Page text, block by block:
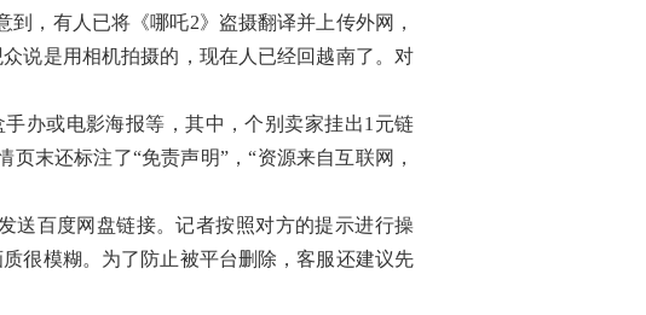
，有人已将《哪吒2》盗摄翻译并上传外网，
说是用相机拍摄的，现在人已经回越南了。对
办或电影海报等，其中，个别卖家挂出1元链
末还标注了“免责声明”，“资源来自互联网，
百度网盘链接。记者按照对方的提示进行操
很模糊。为了防止被平台删除，客服还建议先